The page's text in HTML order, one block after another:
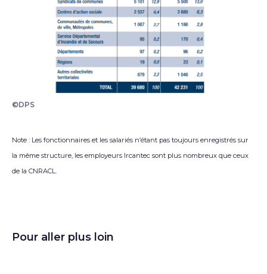
©DPS
Note : Les fonctionnaires et les salariés n’étant pas toujours enregistrés sur
la même structure, les employeurs Ircantec sont plus nombreux que ceux
de la CNRACL.
Pour aller plus loin